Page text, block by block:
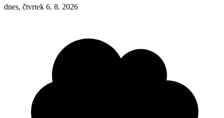
dnes, čtvrtek 6. 8. 2026